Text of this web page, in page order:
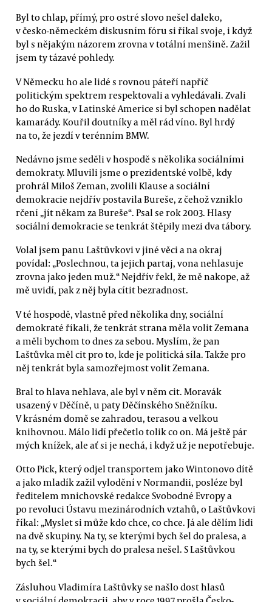
Byl to chlap, přímý, pro ostré slovo nešel daleko,
v česko-německém diskusním fóru si říkal svoje, i když
byl s nějakým názorem zrovna v totální menšině. Zažil
jsem ty tázavé pohledy.
V Německu ho ale lidé s rovnou páteří napříč
politickým spektrem respektovali a vyhledávali. Zvali
ho do Ruska, v Latinské Americe si byl schopen nadělat
kamarády. Kouřil doutníky a měl rád víno. Byl hrdý
na to, že jezdí v terénním BMW.
Nedávno jsme seděli v hospodě s několika sociálními
demokraty. Mluvili jsme o prezidentské volbě, kdy
prohrál Miloš Zeman, zvolili Klause a sociální
demokracie nejdřív postavila Bureše, z čehož vzniklo
rčení „jít někam za Bureše“. Psal se rok 2003. Hlasy
sociální demokracie se tenkrát štěpily mezi dva tábory.
Volal jsem panu Laštůvkovi v jiné věci a na okraj
povídal: „Poslechnou, ta jejich partaj, vona nehlasuje
zrovna jako jeden muž.“ Nejdřív řekl, že mě nakope, až
mě uvidí, pak z něj byla cítit bezradnost.
V té hospodě, vlastně před několika dny, sociální
demokraté říkali, že tenkrát strana měla volit Zemana
a měli bychom to dnes za sebou. Myslím, že pan
Laštůvka měl cit pro to, kde je politická síla. Takže pro
něj tenkrát byla samozřejmost volit Zemana.
Bral to hlava nehlava, ale byl v něm cit. Moravák
usazený v Děčíně, u paty Děčínského Sněžníku.
V krásném domě se zahradou, terasou a velkou
knihovnou. Málo lidí přečetlo tolik co on. Má ještě pár
mých knížek, ale ať si je nechá, i když už je nepotřebuje.
Otto Pick, který odjel transportem jako Wintonovo dítě
a jako mladík zažil vylodění v Normandii, posléze byl
ředitelem mnichovské redakce Svobodné Evropy a
po revoluci Ústavu mezinárodních vztahů, o Laštůvkovi
říkal: „Myslet si může kdo chce, co chce. Já ale dělím lidi
na dvě skupiny. Na ty, se kterými bych šel do pralesa, a
na ty, se kterými bych do pralesa nešel. S Laštůvkou
bych šel.“
Zásluhou Vladimíra Laštůvky se našlo dost hlasů